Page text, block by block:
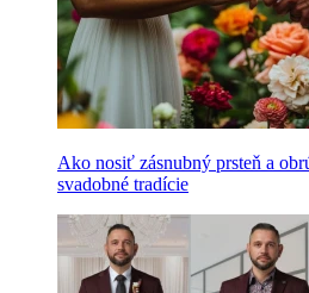
Ako nosiť zásnubný prsteň a
svadobné tradície